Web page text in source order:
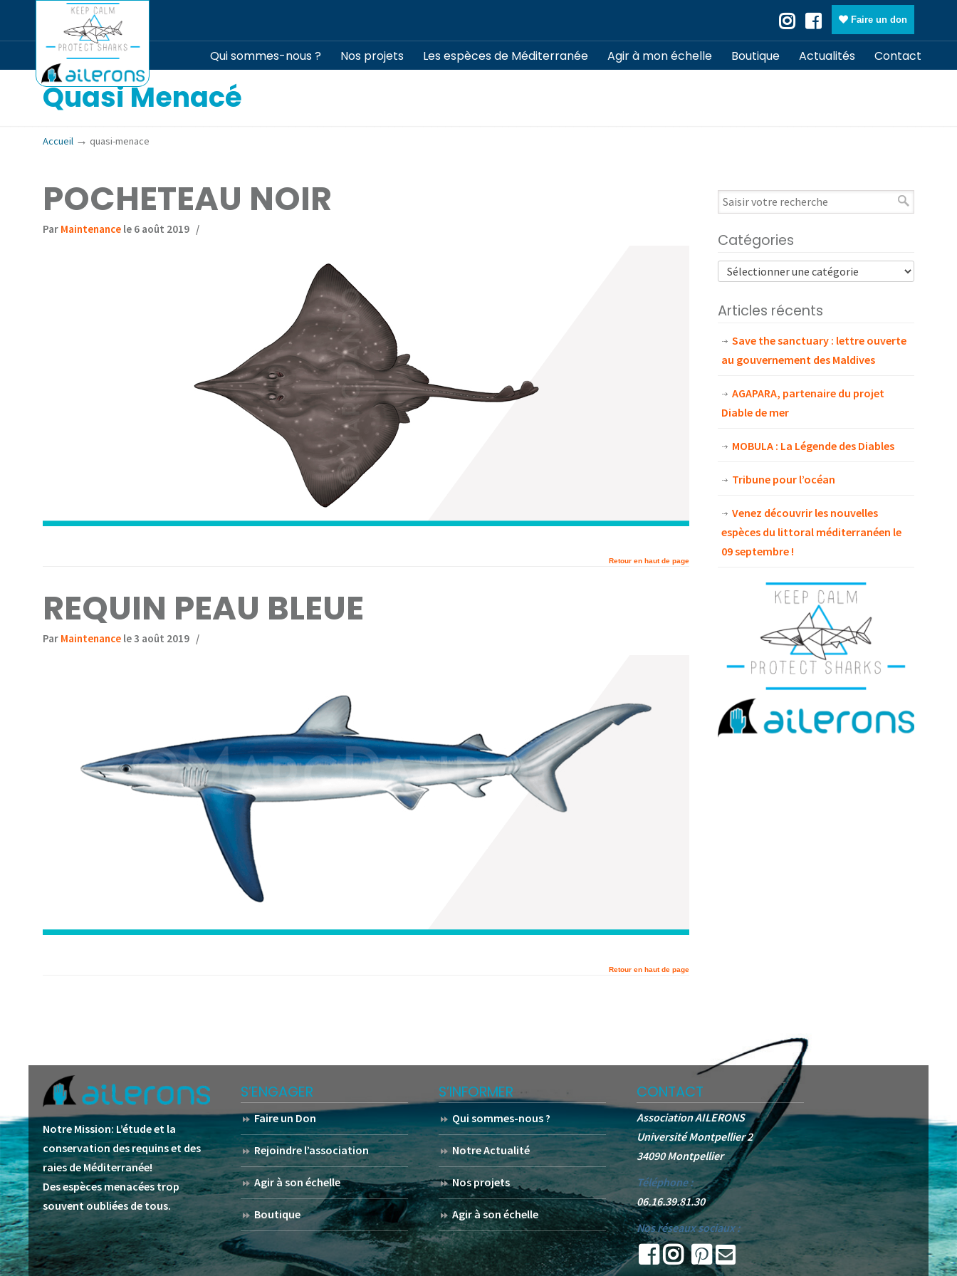
Faire un don
Qui sommes-nous ? Nos projets Les espèces de Méditerranée Agir à mon échelle Boutique Actualités Contact
Quasi Menacé
Accueil →quasi-menace
POCHETEAU NOIR
Par Maintenance le 6 août 2019 /
Retour en haut de page
REQUIN PEAU BLEUE
Par Maintenance le 3 août 2019 /
Retour en haut de page
Catégories
Articles récents
Save the sanctuary : lettre ouverte
au gouvernement des Maldives
AGAPARA, partenaire du projet
Diable de mer
MOBULA : La Légende des Diables
Tribune pour l’océan
Venez découvrir les nouvelles
espèces du littoral méditerranéen le
09 septembre !
Notre Mission: L’étude et la
conservation des requins et des
raies de Méditerranée!
Des espèces menacées trop
souvent oubliées de tous.
S’ENGAGER
Faire un Don
Rejoindre l’association
Agir à son échelle
Boutique
S’INFORMER
Qui sommes-nous ?
Notre Actualité
Nos projets
Agir à son échelle
CONTACT
Association AILERONS
Université Montpellier 2
34090 Montpellier
Téléphone :
06.16.39.81.30
Nos réseaux sociaux :